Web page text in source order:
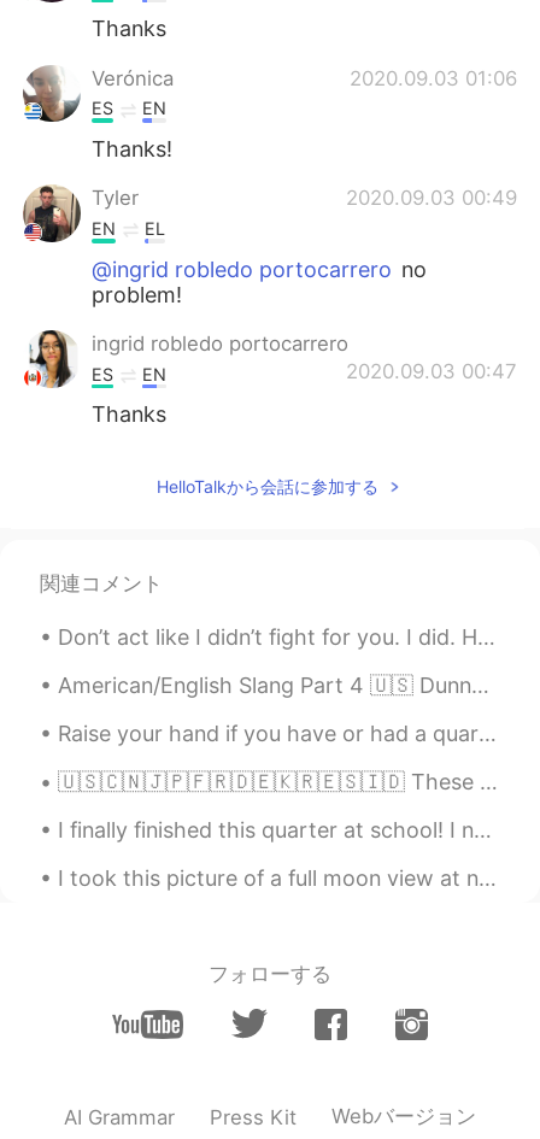
Thanks
Verónica 2020.09.03 01:06
ES EN
Thanks!
Tyler 2020.09.03 00:49
EN EL
@ingrid robledo portocarrero no
problem!
ingrid robledo portocarrero
2020.09.03 00:47
ES EN
Thanks
HelloTalkから会話に参加する
関連コメント
Don’t act like I didn’t fight for you. I did. Hard. For a long time. So please, forgive me if now...
American/English Slang Part 4 🇺🇸 Dunno = Don’t know “I dunno who that is” Gonna = Going to “I...
Raise your hand if you have or had a quarantine birthday 🙋🏽‍♀️ it may not have been much, but i'm...
🇺🇸🇨🇳🇯🇵🇫🇷🇩🇪🇰🇷🇪🇸🇮🇩 These are pictures of Javanese traditional house. It is called "Rumah Joglo" and...
I finally finished this quarter at school! I now have a month and a half of break. So excited to ...
I took this picture of a full moon view at night from my home. As most of the world is yet in ano...
フォローする
AI Grammar Press Kit Webバージョン